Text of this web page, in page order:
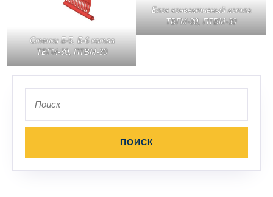
Стенки Б-5, Б-6 котла
ТВГМ-30, ПТВМ-30
Блок конвективный котла
ТВГМ-30, ПТВМ-30
по: